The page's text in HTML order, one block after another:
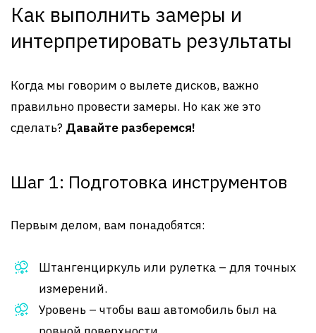
Как выполнить замеры и
интерпретировать результаты
Когда мы говорим о вылете дисков, важно
правильно провести замеры. Но как же это
сделать? Давайте разберемся!
Шаг 1: Подготовка инструментов
Первым делом, вам понадобятся:
Штангенциркуль или рулетка – для точных
измерений.
Уровень – чтобы ваш автомобиль был на